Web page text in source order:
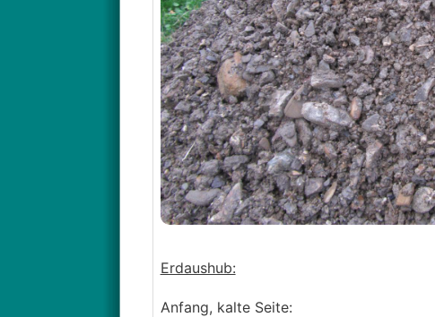
Erdaushub:
Anfang, kalte Seite: